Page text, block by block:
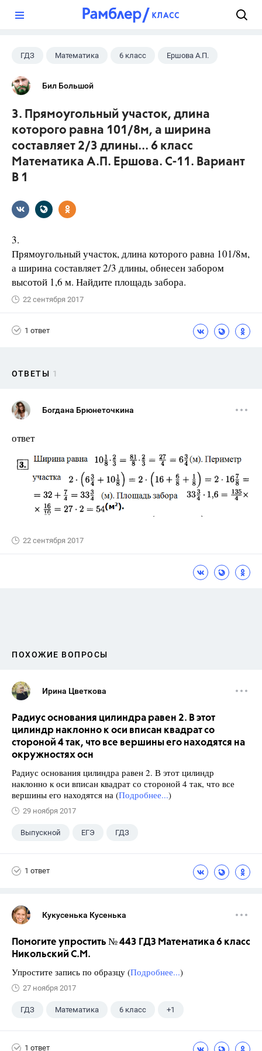
ГДЗ Математика 6 класс Ершова А.П.
Бил Большой
3. Прямоугольный участок, длина
которого равна 101/8м, а ширина
составляет 2/3 длины... 6 класс
Математика А.П. Ершова. С-11. Вариант
В 1
3.
Прямоугольный участок, длина которого равна 101/8м,
а ширина составляет 2/3 длины, обнесен забором
высотой 1,6 м. Найдите площадь забора.
22 сентября 2017
1 ответ
ОТВЕТЫ 1
Богдана Брюнеточкина
ответ
22 сентября 2017
ПОХОЖИЕ ВОПРОСЫ
Ирина Цветкова
Радиус основания цилиндра равен 2. В этот
цилиндр наклонно к оси вписан квадрат со
стороной 4 так, что все вершины его находятся на
окружностях осн
Радиус основания цилиндра равен 2. В этот цилиндр
наклонно к оси вписан квадрат со стороной 4 так, что все
вершины его находятся на (Подробнее...)
29 ноября 2017
Выпускной ЕГЭ ГДЗ
1 ответ
Кукусенька Кусенька
Помогите упростить № 443 ГДЗ Математика 6 класс
Никольский С.М.
Упростите запись по образцу (Подробнее...)
27 ноября 2017
ГДЗ Математика 6 класс +1
1 ответ